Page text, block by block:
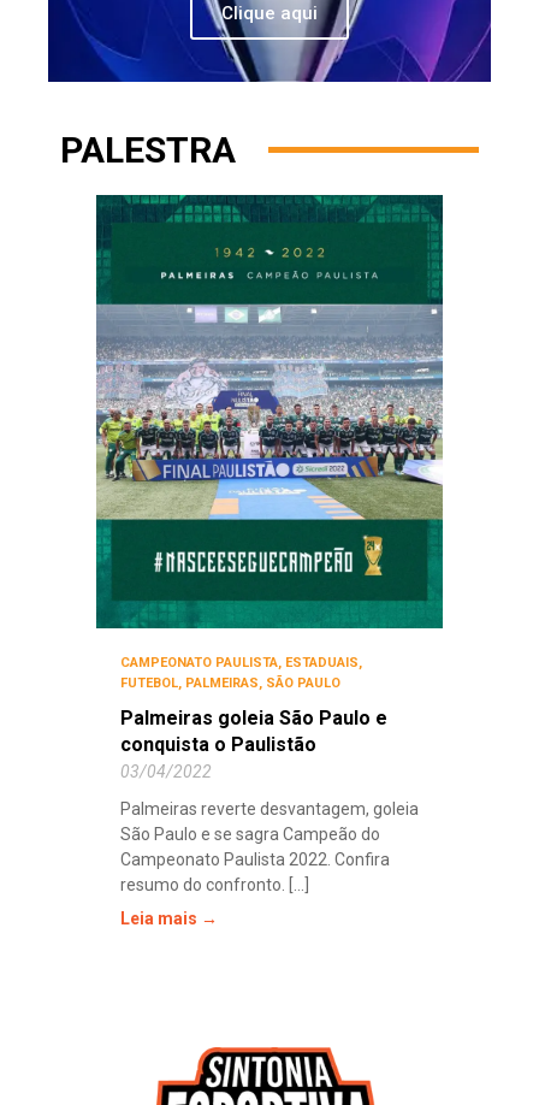
Clique aqui
PALESTRA
CAMPEONATO PAULISTA, ESTADUAIS,
FUTEBOL, PALMEIRAS, SÃO PAULO
Palmeiras goleia São Paulo e
conquista o Paulistão
03/04/2022
Palmeiras reverte desvantagem, goleia
São Paulo e se sagra Campeão do
Campeonato Paulista 2022. Confira
resumo do confronto. [...]
Leia mais →